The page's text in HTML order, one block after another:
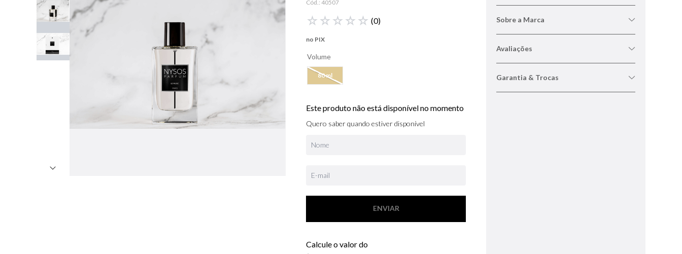
Cód.: 40507
☆ ☆ ☆ ☆ ☆ (0)
no PIX
Volume
80 ml
Este produto não está disponível no momento
Quero saber quando estiver disponível
ENVIAR
Sobre a Marca
Avaliações
Garantia & Trocas
libre